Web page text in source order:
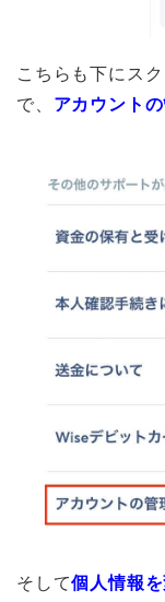
こちらも下にス
で、 アカウント
そして個人情報